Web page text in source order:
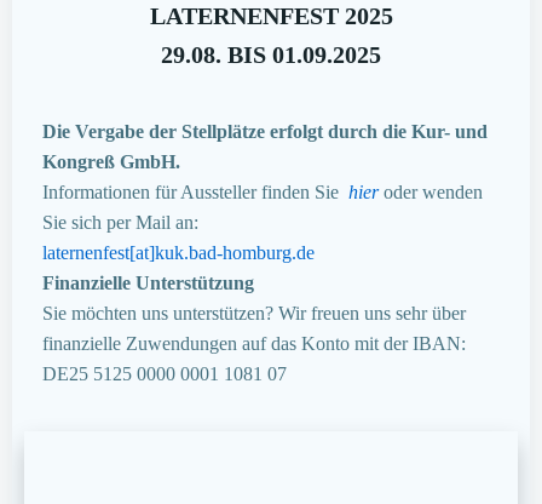
LATERNENFEST 2025
29.08. BIS 01.09.2025
Die Vergabe der Stellplätze erfolgt durch die Kur- und
Kongreß GmbH.
Informationen für Aussteller finden Sie hieroder wenden
Sie sich per Mail an:
laternenfest[at]kuk.bad-homburg.de
Finanzielle Unterstützung
Sie möchten uns unterstützen? Wir freuen uns sehr über
finanzielle Zuwendungen auf das Konto mit der IBAN:
DE25 5125 0000 0001 1081 07